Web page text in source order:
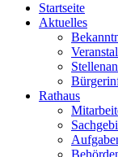
Startseite
Aktuelles
Rathaus